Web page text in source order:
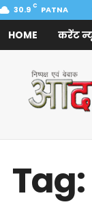
30.9 C PATNA
HOME करेंट
Samachar